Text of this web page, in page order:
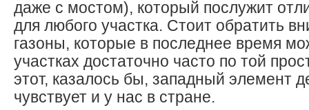
даже с мостом), который послужит
для любого участка. Стоит обратить
газоны, которые в последнее время
участках достаточно часто по той
этот, казалось бы, западный элемент
чувствует и у нас в стране.